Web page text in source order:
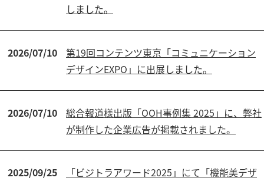
しました。
2026/07/10
第19回コンテンツ東京「コミュニケーション
デザインEXPO」に出展しました。
2026/07/10
総合報道様出版「OOH事例集 2025」に、弊社
が制作した企業広告が掲載されました。
2025/09/25
「ビジトラアワード2025」にて「機能美デザ